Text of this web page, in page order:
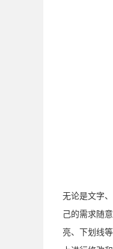
无论是文字
己的需求随
亮、下划线